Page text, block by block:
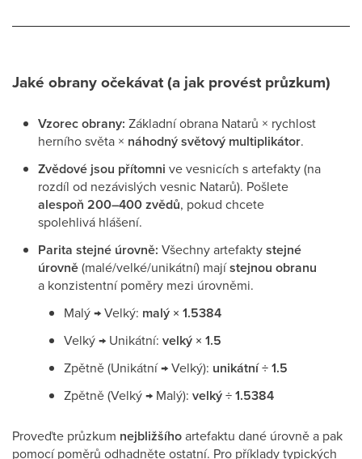
Jaké obrany očekávat (a jak provést průzkum)
Vzorec obrany: Základní obrana Natarů × rychlost
herního světa × náhodný světový multiplikátor.
Zvědové jsou přítomni ve vesnicích s artefakty (na
rozdíl od nezávislých vesnic Natarů). Pošlete
alespoň 200–400 zvědů, pokud chcete
spolehlivá hlášení.
Parita stejné úrovně: Všechny artefaktystejné
úrovně(malé/velké/unikátní) majístejnou obranu
a konzistentní poměry mezi úrovněmi.
Malý → Velký: malý × 1.5384
Velký → Unikátní: velký × 1.5
Zpětně (Unikátní → Velký): unikátní ÷ 1.5
Zpětně (Velký → Malý): velký ÷ 1.5384
Proveďte průzkum nejbližšíhoartefaktu dané úrovně a pak
pomocí poměrů odhadněte ostatní. Pro příklady typických